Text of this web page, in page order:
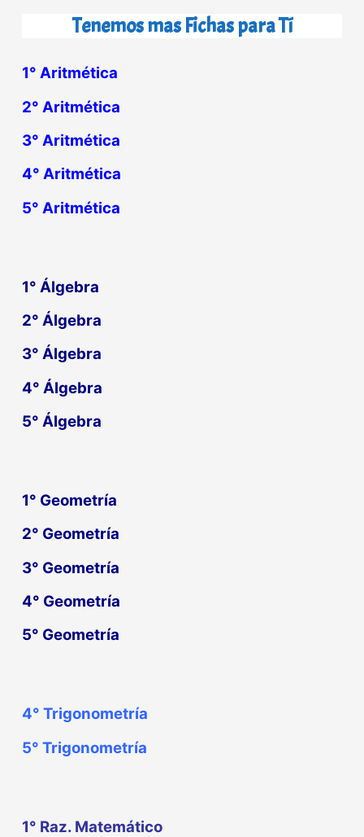
Tenemos mas Fichas para Tí
1° Aritmética
2° Aritmética
3° Aritmética
4° Aritmética
5° Aritmética
1° Álgebra
2° Álgebra
3° Álgebra
4° Álgebra
5° Álgebra
1° Geometría
2° Geometría
3° Geometría
4° Geometría
5° Geometría
4° Trigonometría
5° Trigonometría
1° Raz. Matemático